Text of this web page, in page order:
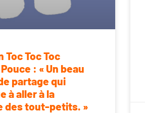
Toc Toc Toc
: « Un beau
partage qui
à aller à la
des tout-petits. »